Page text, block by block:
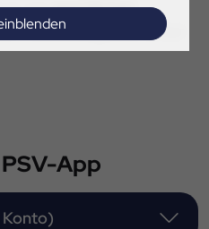
mitsportlicher
Verbandsgebiet unter
App